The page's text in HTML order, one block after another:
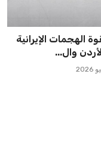
الهجمات الإيرانية
وال...